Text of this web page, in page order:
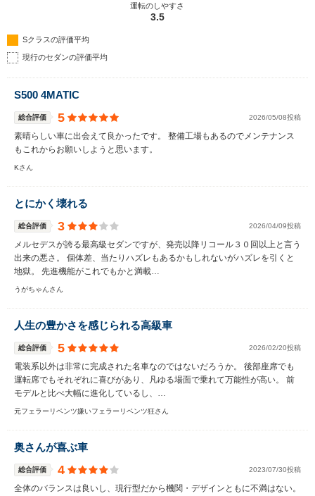
運転のしやすさ
3.5
Sクラスの評価平均
現行のセダンの評価平均
S500 4MATIC
総合評価 5 2026/05/08投稿
素晴らしい車に出会えて良かったです。 整備工場もあるのでメンテナンス
もこれからお願いしようと思います。
Kさん
とにかく壊れる
総合評価 3 2026/04/09投稿
メルセデスが誇る最高級セダンですが、発売以降リコール３０回以上と言う
出来の悪さ。 個体差、当たりハズレもあるかもしれないがハズレを引くと
地獄。 先進機能がこれでもかと満載…
うがちゃんさん
人生の豊かさを感じられる高級車
総合評価 5 2026/02/20投稿
電装系以外は非常に完成された名車なのではないだろうか。 後部座席でも
運転席でもそれぞれに喜びがあり、凡ゆる場面で乗れて万能性が高い。 前
モデルと比べ大幅に進化しているし、…
元フェラーリベンツ嫌いフェラーリベンツ狂さん
奥さんが喜ぶ車
総合評価 4 2023/07/30投稿
全体のバランスは良いし、現行型だから機関・デザインともに不満はない。